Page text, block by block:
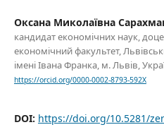
Оксана Миколаївна
кандидат економічних наук,
економічний факультет,
імені Івана Франка, м. Львів,
https://orcid.org/0000-0002-8793-592X
DOI: https://doi.org/10.5281/